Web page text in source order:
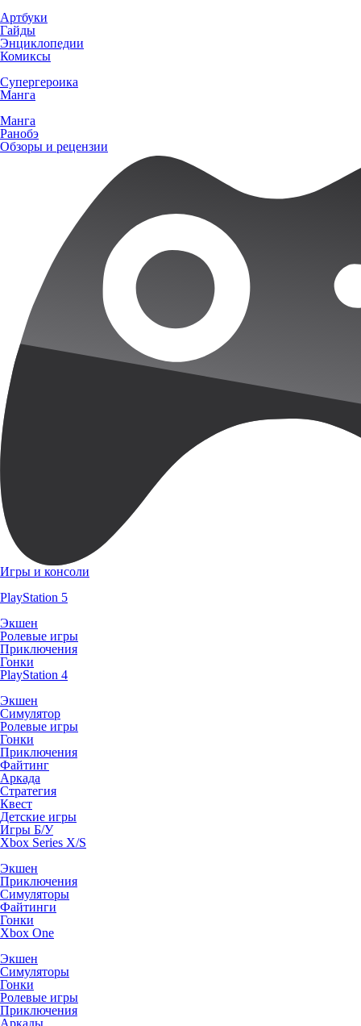
Артбуки
Гайды
Энциклопедии
Комиксы
Супергероика
Манга
Манга
Ранобэ
Обзоры и рецензии
Игры и консоли
PlayStation 5
Экшен
Ролевые игры
Приключения
Гонки
PlayStation 4
Экшен
Симулятор
Ролевые игры
Гонки
Приключения
Файтинг
Аркада
Стратегия
Квест
Детские игры
Игры Б/У
Xbox Series X/S
Экшен
Приключения
Симуляторы
Файтинги
Гонки
Xbox One
Экшен
Симуляторы
Гонки
Ролевые игры
Приключения
Аркады